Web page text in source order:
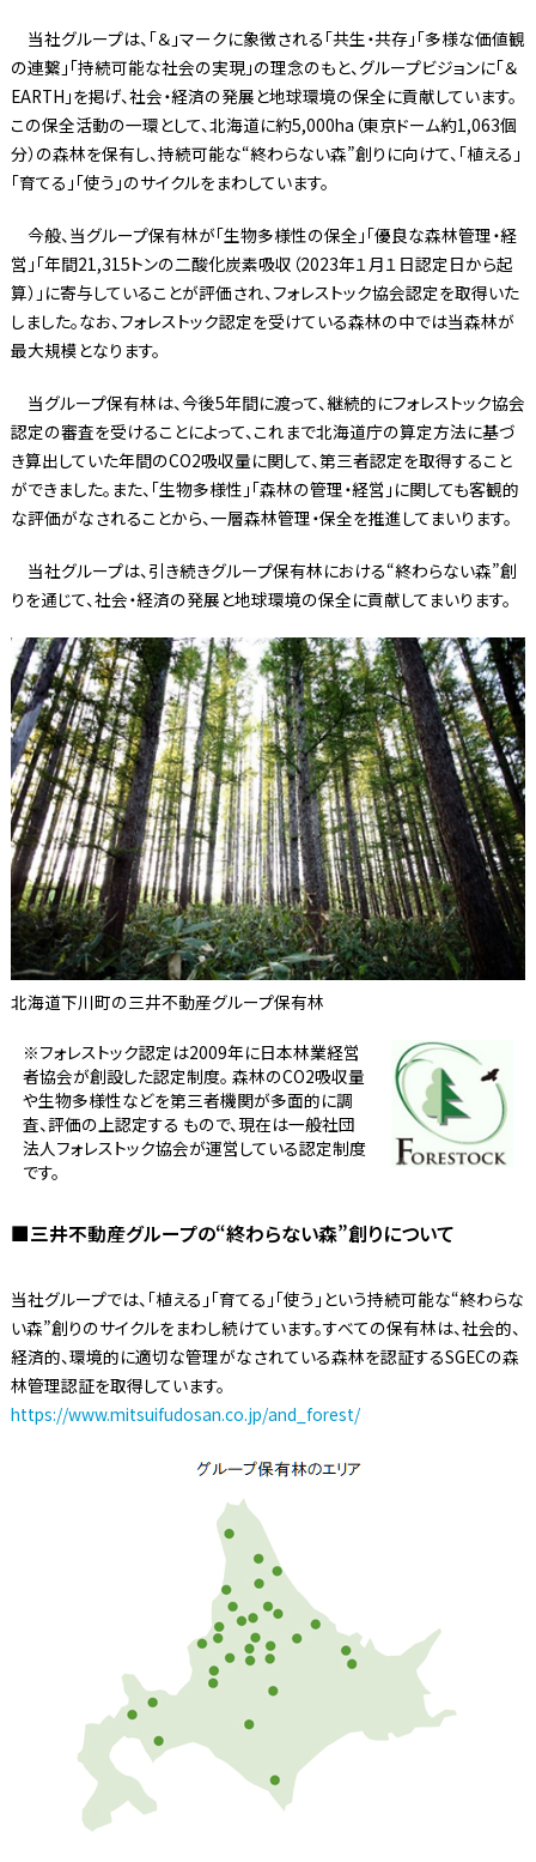
当社グループは、「＆」マークに象徴される「共生・共存」「多様な価値観
の連繋」「持続可能な社会の実現」の理念のもと、グループビジョンに「＆
EARTH」を掲げ、社会・経済の発展と地球環境の保全に貢献しています。
この保全活動の一環として、北海道に約5,000ha（東京ドーム約1,063個
分）の森林を保有し、持続可能な“終わらない森”創りに向けて、「植える」
「育てる」「使う」のサイクルをまわしています。
今般、当グループ保有林が「生物多様性の保全」「優良な森林管理・経
営」「年間21,315トンの二酸化炭素吸収（2023年１月１日認定日から起
算）」に寄与していることが評価され、フォレストック協会認定を取得いた
しました。なお、フォレストック認定を受けている森林の中では当森林が
最大規模となります。
当グループ保有林は、今後5年間に渡って、継続的にフォレストック協会
認定の審査を受けることによって、これまで北海道庁の算定方法に基づ
き算出していた年間のCO2吸収量に関して、第三者認定を取得すること
ができました。また、「生物多様性」「森林の管理・経営」に関しても客観的
な評価がなされることから、一層森林管理・保全を推進してまいります。
当社グループは、引き続きグループ保有林における“終わらない森”創
りを通じて、社会・経済の発展と地球環境の保全に貢献してまいります。
北海道下川町の三井不動産グループ保有林
※フォレストック認定は2009年に日本林業経営
者協会が創設した認定制度。 森林のCO2吸収量
や生物多様性などを第三者機関が多面的に調
査、評価の上認定する もので、現在は一般社団
法人フォレストック協会が運営している認定制度
です。
■三井不動産グループの“終わらない森”創りについて
当社グループでは、「植える」「育てる」「使う」という持続可能な“終わらな
い森”創りのサイクルをまわし続けています。すべての保有林は、社会的、
経済的、環境的に適切な管理がなされている森林を認証するSGECの森
林管理認証を取得しています。
https://www.mitsuifudosan.co.jp/and_forest/